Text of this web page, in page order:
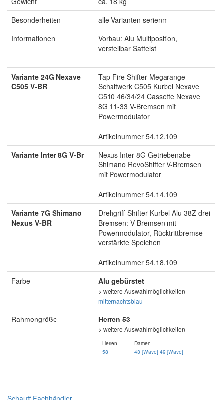
Besonderheiten
alle Varianten serienm
Informationen
Vorbau: Alu Multiposition,
verstellbar Sattelst
Variante 24G Nexave
C505 V-BR
Tap-Fire Shifter Megarange
Schaltwerk C505 Kurbel Nexave
C510 46/34/24 Cassette Nexave
8G 11-33 V-Bremsen mit
Powermodulator
Artikelnummer 54.12.109
Variante Inter 8G V-Br
Nexus Inter 8G Getriebenabe
Shimano RevoShifter V-Bremsen
mit Powermodulator
Artikelnummer 54.14.109
Variante 7G Shimano
Nexus V-BR
Drehgriff-Shifter Kurbel Alu 38Z drei
Bremsen: V-Bremsen mit
Powermodulator, Rücktrittbremse
verstärkte Speichen
Artikelnummer 54.18.109
Farbe
Alu gebürstet
> weitere Auswahlmöglichkeiten
mitternachtsblau
Rahmengröße Herren 53
> weitere Auswahlmöglichkeiten
Herren
58
Damen
43 [Wave] 49 [Wave]
Schauff Fachhändler